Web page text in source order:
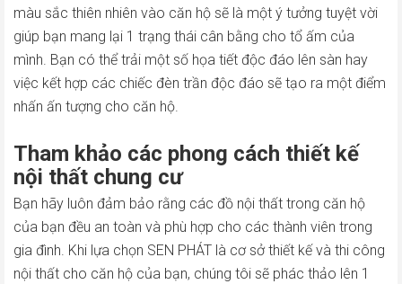
màu sắc thiên nhiên vào căn hộ sẽ là một ý tưởng tuyệt vời
giúp bạn mang lại 1 trạng thái cân bằng cho tổ ấm của
mình. Bạn có thể trải một số họa tiết độc đáo lên sàn hay
việc kết hợp các chiếc đèn trần độc đáo sẽ tạo ra một điểm
nhấn ấn tượng cho căn hộ.
Tham khảo các phong cách thiết kế
nội thất chung cư
Bạn hãy luôn đảm bảo rằng các đồ nội thất trong căn hộ
của bạn đều an toàn và phù hợp cho các thành viên trong
gia đình. Khi lựa chọn SEN PHÁT là cơ sở thiết kế và thi công
nội thất cho căn hộ của bạn, chúng tôi sẽ phác thảo lên 1